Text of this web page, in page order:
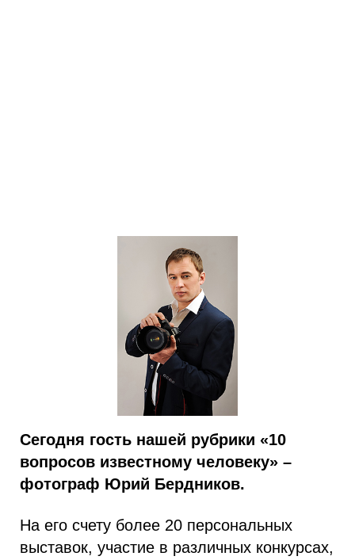
Сегодня гость нашей рубрики «10
вопросов известному человеку» –
фотограф Юрий Бердников.
На его счету более 20 персональных
выставок, участие в различных конкурсах,